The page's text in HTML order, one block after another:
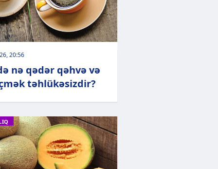
20:56
nə qədər qəhvə və
təhlükəsizdir?